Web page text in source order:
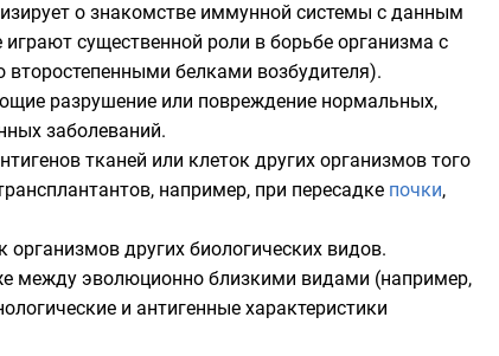
о знакомстве иммунной системы с данным
существенной роли в борьбе организма с
второстепенными белками возбудителя).
разрушение или повреждение нормальных,
заболеваний.
тканей или клеток других организмов того
например, при пересадке почки,
организмов других биологических видов.
между эволюционно близкими видами (например,
и антигенные характеристики